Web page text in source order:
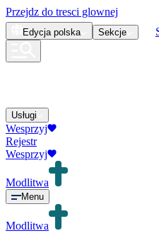
Przejdz do tresci glownej
Edycja polska Sekcje
Usługi
Wesprzyj
Rejestr
Wesprzyj
Modlitwa
Menu
Modlitwa